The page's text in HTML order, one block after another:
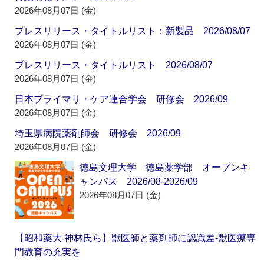
2026年08月07日 (金)
プレスリリース・タイトルリスト：新製品 2026/08/07
2026年08月07日 (金)
プレスリリース・タイトルリスト 2026/08/07
2026年08月07日 (金)
日本プライマリ・ケア連合学会 研修会 2026/09
2026年08月07日 (金)
埼玉県病院薬剤師会 研修会 2026/09
2026年08月07日 (金)
徳島文理大学 徳島薬学部 オープンキ
ャンパス 2026/08-2026/09
2026年08月07日 (金)
【昭和薬大 神林氏ら】獣医師と薬剤師に認識差‐獣医療専
門教育の充実を